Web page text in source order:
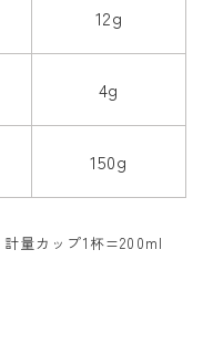
12g
4g
150g
量カップ1杯=200ml